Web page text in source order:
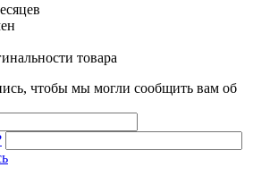
товара
чтобы мы могли сообщить вам об